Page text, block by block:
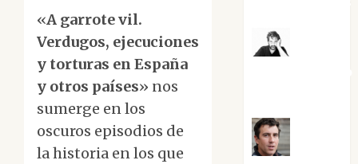
«A garrote vil.
Verdugos, ejecuciones
y torturas en España
y otros países» nos
sumerge en los
oscuros episodios de
la historia en los que